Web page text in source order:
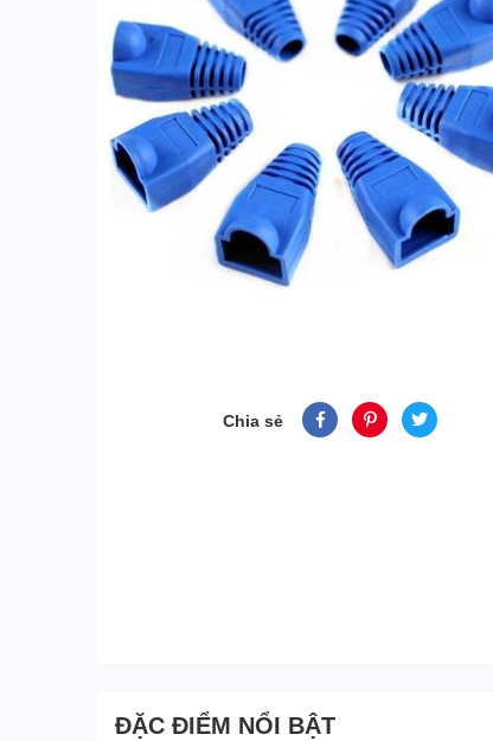
Chia sẻ
ĐẶC ĐIỂM NỔI BẬT